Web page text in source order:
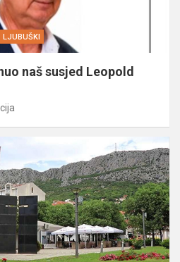
LJUBUŠKI
naš susjed Leopold